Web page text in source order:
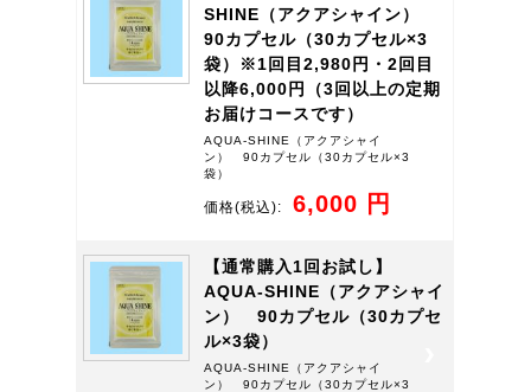
SHINE（アクアシャイン）
90カプセル（30カプセル×3
袋）※1回目2,980円・2回目
以降6,000円（3回以上の定期
お届けコースです）
AQUA-SHINE（アクアシャイ
ン） 90カプセル（30カプセル×3
袋）
価格(税込): 6,000 円
【通常購入1回お試し】
AQUA-SHINE（アクアシャイ
ン） 90カプセル（30カプセ
ル×3袋）
AQUA-SHINE（アクアシャイ
ン） 90カプセル（30カプセル×3